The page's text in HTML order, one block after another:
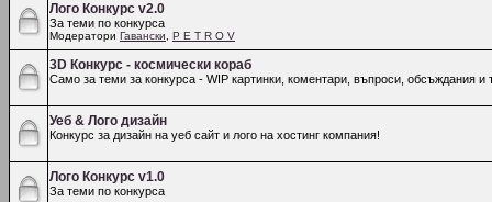
Лого Конкурс v2.0
За теми по конкурса
Модератори Гавански P E T R O V
3D Конкурс - космически кораб
Само за теми за конкурса - WIP картинки, коментари, въпроси, обсъждания и
Уеб & Лого дизайн
Конкурс за дизайн на уеб сайт и лого на хостинг компания!
Лого Конкурс v1.0
За теми по конкурса